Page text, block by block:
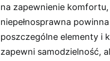
na zapewnienie
niepełnosprawna
poszczególne elementy i
zapewni samodzielność,